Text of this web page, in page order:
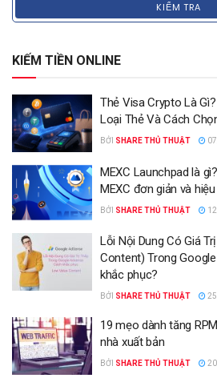
KIỂM TRA
KIẾM TIỀN ONLINE
Thẻ Visa Crypto Là
Loại Thẻ Và Cách
BỞI SHARE THỦ THUẬT
MEXC Launchpad là
MEXC đơn giản và
BỞI SHARE THỦ THUẬT
Lỗi Nội Dung Có Giá
Content) Trong
khắc phục?
BỞI SHARE THỦ THUẬT
19 mẹo dành tăng
nhà xuất bản
BỞI SHARE THỦ THUẬT